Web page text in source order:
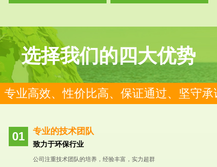
选择我们的四大优势
专业高效、性价比高、保证通过、坚守承
专业的技术团队
致力于环保行业
公司注重技术团队的培养，经验丰富，实力超群